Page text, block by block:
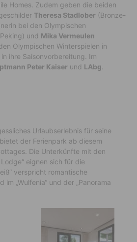
Homes. Zudem geben die beiden
Theresa Stadlober (Bronze-
bei den Olympischen
und Mika Vermeulen
Olympischen Winterspielen in
ihre Saisonvorbereitung. Im
Peter Kaiser und LAbg
Urlaubserlebnis für seine
der Ferienpark ab diesem
Die Unterkünfte mit den
Lodge“ eignen sich für die
verspricht romantische
„Wulfenia“ und der „Panorama